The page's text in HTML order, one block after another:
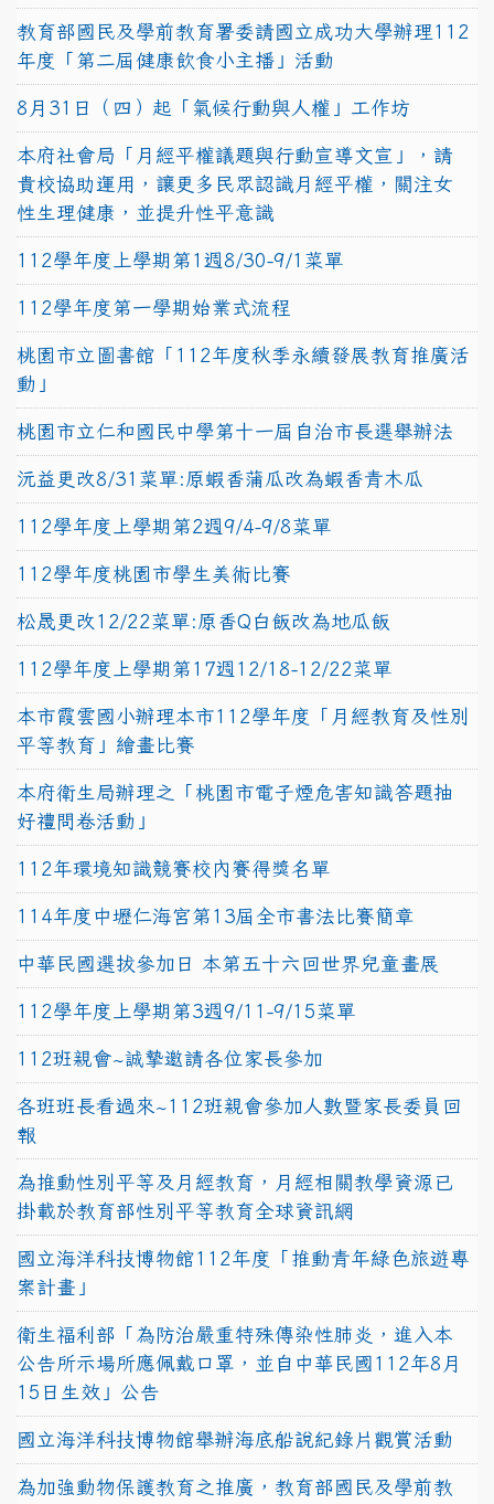
教育部國民及學前教育署委請國立成功大學辦理112
年度「第二屆健康飲食小主播」活動
8月31日（四）起「氣候行動與人權」工作坊
本府社會局「月經平權議題與行動宣導文宣」，請
貴校協助運用，讓更多民眾認識月經平權，關注女
性生理健康，並提升性平意識
112學年度上學期第1週8/30-9/1菜單
112學年度第一學期始業式流程
桃園市立圖書館「112年度秋季永續發展教育推廣活
動」
桃園市立仁和國民中學第十一屆自治市長選舉辦法
沅益更改8/31菜單:原蝦香蒲瓜改為蝦香青木瓜
112學年度上學期第2週9/4-9/8菜單
112學年度桃園市學生美術比賽
松晟更改12/22菜單:原香Q白飯改為地瓜飯
112學年度上學期第17週12/18-12/22菜單
本市霞雲國小辦理本市112學年度「月經教育及性別
平等教育」繪畫比賽
本府衛生局辦理之「桃園市電子煙危害知識答題抽
好禮問卷活動」
112年環境知識競賽校內賽得獎名單
114年度中壢仁海宮第13屆全市書法比賽簡章
中華民國選拔參加日 本第五十六回世界兒童畫展
112學年度上學期第3週9/11-9/15菜單
112班親會~誠摯邀請各位家長參加
各班班長看過來~112班親會參加人數暨家長委員回
報
為推動性別平等及月經教育，月經相關教學資源已
掛載於教育部性別平等教育全球資訊網
國立海洋科技博物館112年度「推動青年綠色旅遊專
案計畫」
衛生福利部「為防治嚴重特殊傳染性肺炎，進入本
公告所示場所應佩戴口罩，並自中華民國112年8月
15日生效」公告
國立海洋科技博物館舉辦海底船說紀錄片觀賞活動
為加強動物保護教育之推廣，教育部國民及學前教